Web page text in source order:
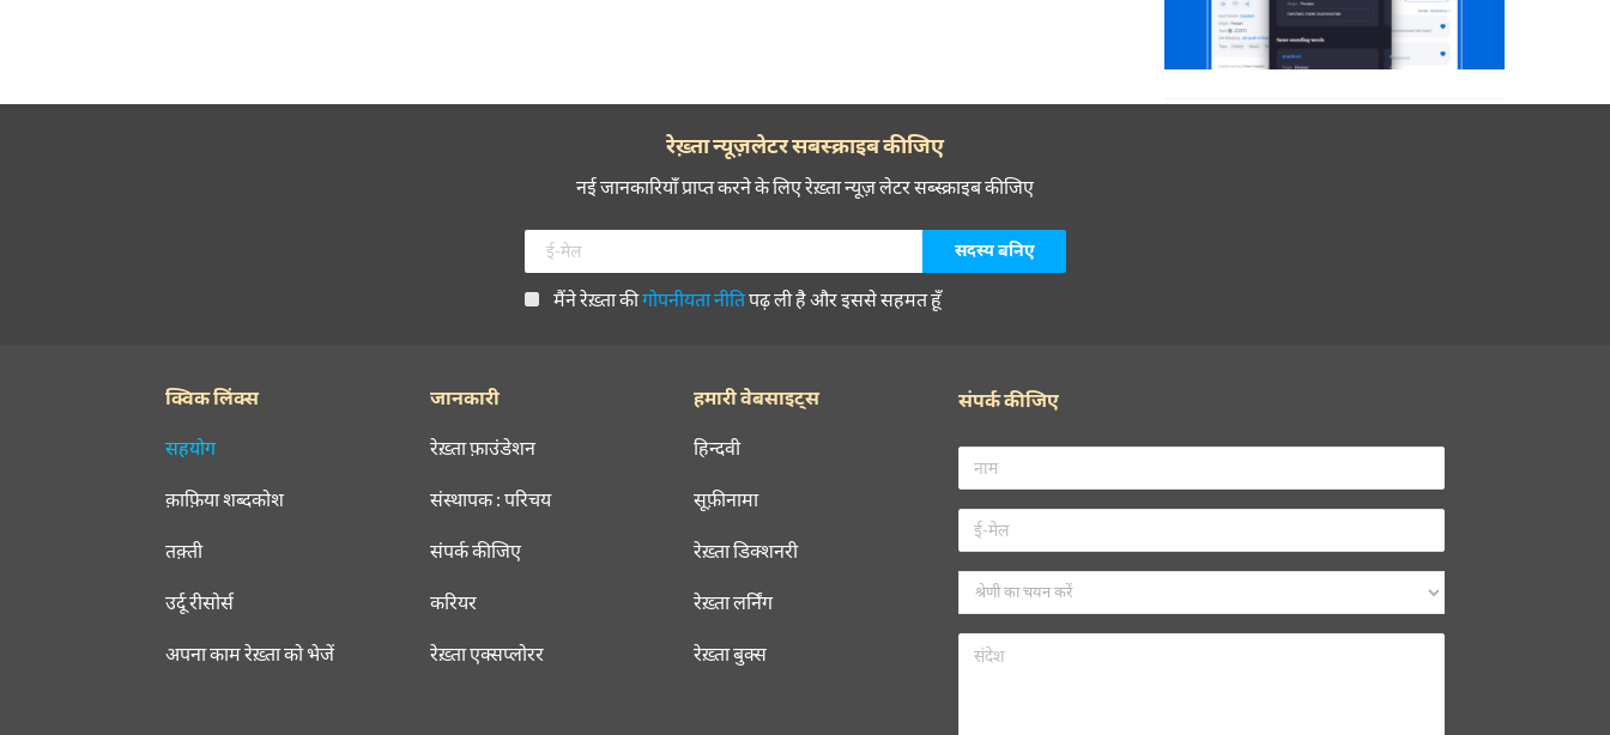
रेख़्ता न्यूज़लेटर सबस्क्राइब कीजिए
नई जानकारियाँ प्राप्त करने के लिए रेख़्ता न्यूज़ लेटर सब्स्क्राइब कीजिए
मैंने रेख़्ता कीगोपनीयता नीतिपढ़ ली है और इससे सहमत हूँ
क्विक लिंक्स
सहयोग
क़ाफ़िया शब्दकोश
तक़्ती
उर्दू रीसोर्स
अपना काम रेख़्ता को भेजें
जानकारी
रेख़्ता फ़ाउंडेशन
संस्थापक : परिचय
संपर्क कीजिए
करियर
रेख़्ता एक्सप्लोरर
हमारी वेबसाइट्स
हिन्दवी
सूफ़ीनामा
रेख़्ता डिक्शनरी
रेख़्ता लर्निंग
रेख़्ता बुक्स
संपर्क कीजिए